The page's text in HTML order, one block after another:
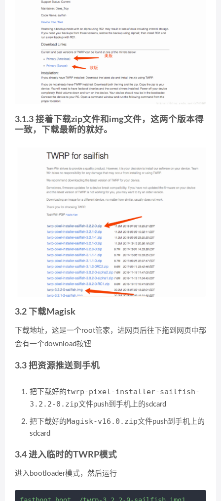
3.1.3 接着下载zip文件和img文件，这两个版本得
一致，下载最新的就好。
3.2 下载Magisk
下载地址，这是一个root管家，进网页后往下拖到网页中部
会有一个download按钮
3.3 把资源推送到手机
把下载好的twrp-pixel-installer-sailfish-
3.2.2-0.zip文件push到手机上的sdcard
把下载好的 Magisk-v16.0.zip文件push到手机上的
sdcard
3.4 进入临时的TWRP模式
进入bootloader模式，然后运行